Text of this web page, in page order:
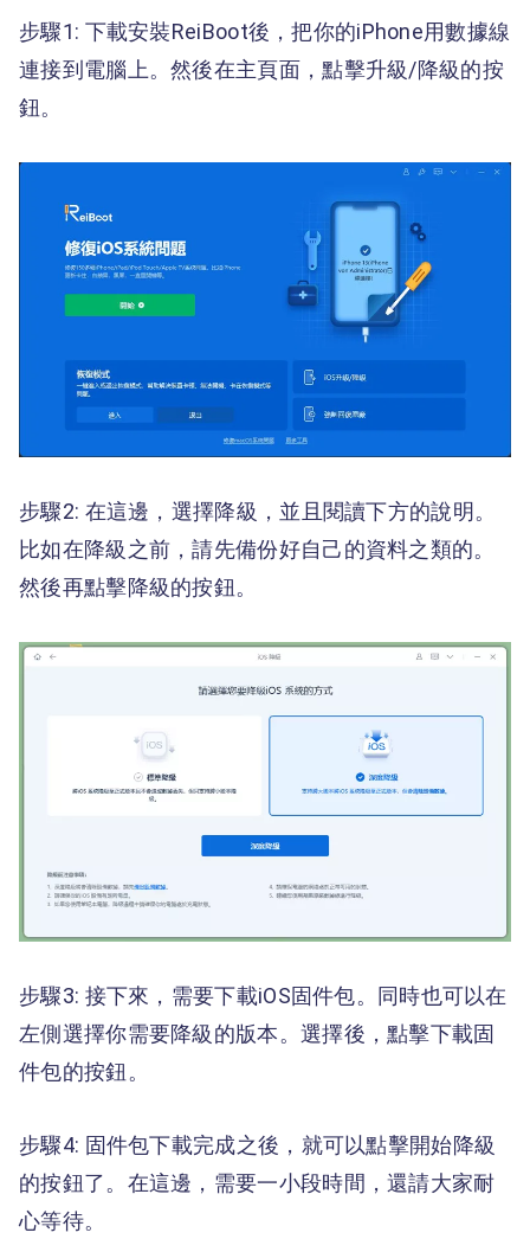
步驟1: 下載安裝ReiBoot後，把你的iPhone用數據線
連接到電腦上。然後在主頁面，點擊升級/降級的按
鈕。
步驟2: 在這邊，選擇降級，並且閱讀下方的說明。
比如在降級之前，請先備份好自己的資料之類的。
然後再點擊降級的按鈕。
步驟3: 接下來，需要下載iOS固件包。同時也可以在
左側選擇你需要降級的版本。選擇後，點擊下載固
件包的按鈕。
步驟4: 固件包下載完成之後，就可以點擊開始降級
的按鈕了。在這邊，需要一小段時間，還請大家耐
心等待。